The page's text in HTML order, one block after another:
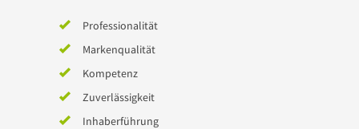
Professionalität
Markenqualität
Kompetenz
Zuverlässigkeit
Inhaberführung